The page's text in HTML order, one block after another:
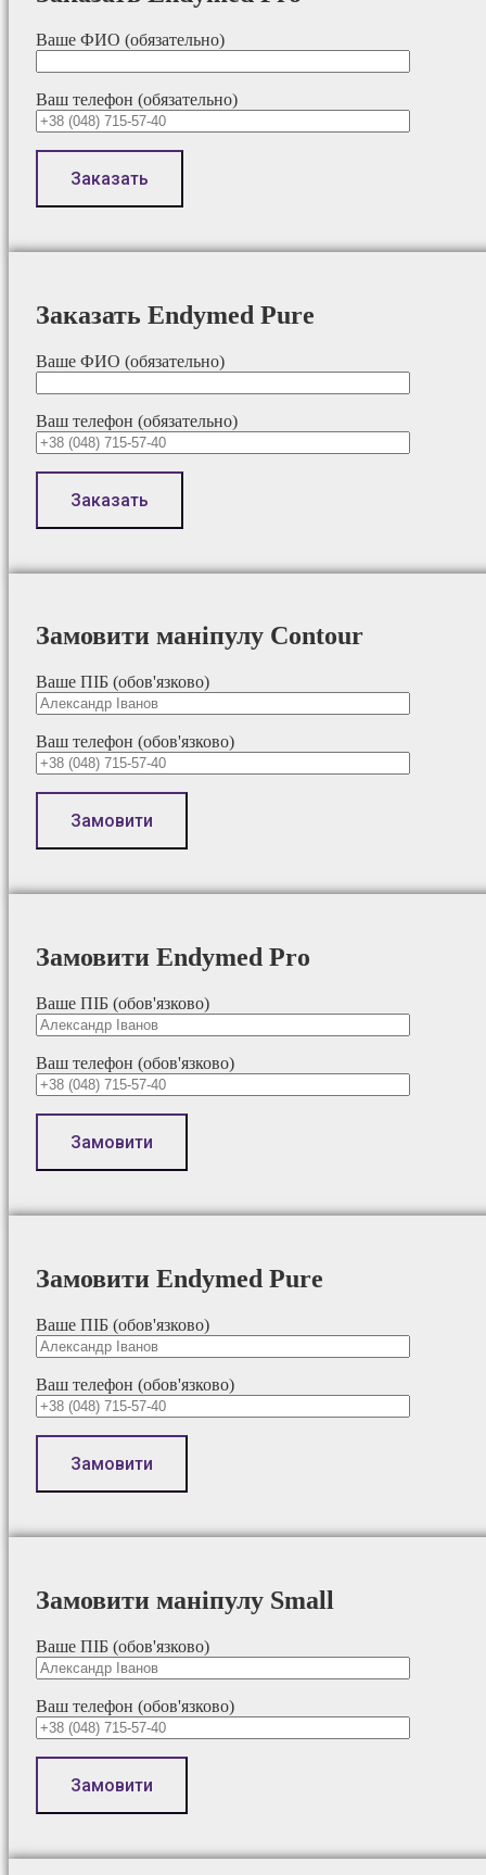
Ваше ФИО (обязательно)
Ваш телефон (обязательно)
Заказать Endymed Pure
Ваше ФИО (обязательно)
Ваш телефон (обязательно)
Замовити маніпулу Contour
Ваше ПІБ (обов'язково)
Ваш телефон (обов'язково)
Замовити Endymed Pro
Ваше ПІБ (обов'язково)
Ваш телефон (обов'язково)
Замовити Endymed Pure
Ваше ПІБ (обов'язково)
Ваш телефон (обов'язково)
Замовити маніпулу Small
Ваше ПІБ (обов'язково)
Ваш телефон (обов'язково)